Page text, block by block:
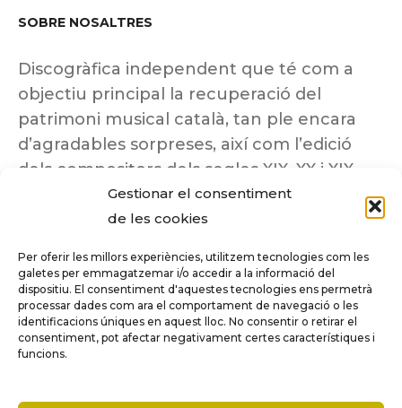
Gestionar el consentiment
de les cookies
Per oferir les millors experiències, utilitzem tecnologies com les
galetes per emmagatzemar i/o accedir a la informació del
dispositiu. El consentiment d'aquestes tecnologies ens permetrà
processar dades com ara el comportament de navegació o les
identificacions úniques en aquest lloc. No consentir o retirar el
consentiment, pot afectar negativament certes característiques i
funcions.
SOBRE NOSALTRES
Discogràfica independent que té com a
objectiu principal la recuperació del
patrimoni musical català, tan ple encara
d’agradables sorpreses, així com l’edició
dels compositors dels segles XIX, XX i XIX
insuficientment coneguts.
Tots els drets reservats a ©Columna
Música.